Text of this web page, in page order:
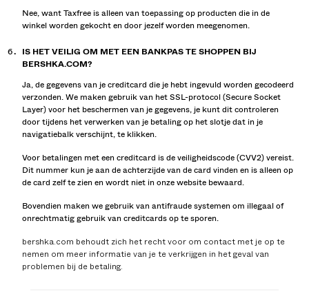
Nee, want Taxfree is alleen van toepassing op producten die in de
winkel worden gekocht en door jezelf worden meegenomen.
IS HET VEILIG OM MET EEN BANKPAS TE SHOPPEN BIJ
BERSHKA.COM?
Ja, de gegevens van je creditcard die je hebt ingevuld worden gecodeerd
verzonden. We maken gebruik van het SSL-protocol (Secure Socket
Layer) voor het beschermen van je gegevens, je kunt dit controleren
door tijdens het verwerken van je betaling op het slotje dat in je
navigatiebalk verschijnt, te klikken.
Voor betalingen met een creditcard is de veiligheidscode (CVV2) vereist.
Dit nummer kun je aan de achterzijde van de card vinden en is alleen op
de card zelf te zien en wordt niet in onze website bewaard.
Bovendien maken we gebruik van antifraude systemen om illegaal of
onrechtmatig gebruik van creditcards op te sporen.
bershka.com behoudt zich het recht voor om contact met je op te
nemen om meer informatie van je te verkrijgen in het geval van
problemen bij de betaling.